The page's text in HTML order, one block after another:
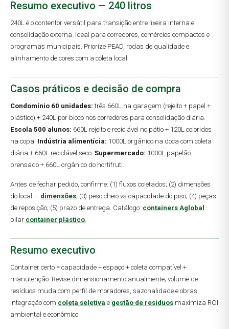
Resumo executivo — 240 litros
240L é o contentor versátil para transição entre lixeira interna e
consolidação externa. Ideal para corredores, comércios compactos e
programas municipais. Priorize PEAD, rodas de qualidade e
alinhamento de cores com a coleta local.
Casos práticos e decisão de compra
Condomínio 60 unidades: três 660L na garagem (rejeito + papel +
plástico) + 240L por bloco nos corredores para consolidação diária.
Escola 500 alunos: 660L rejeito e reciclável no pátio + 120L coloridos
na copa. Indústria alimentícia: 1000L orgânico na doca com coleta
diária + 660L reciclável seco. Supermercado: 1000L papelão
prensado + 660L orgânico do hortifruti.
Antes de fechar pedido, confirme: (1) fluxos coletados; (2) dimensões
do local — dimensões; (3) peso cheio vs capacidade do piso; (4) peças
de reposição; (5) prazo de entrega. Catálogo: containers Aglobal ·
pilar container plástico.
Resumo executivo
Container certo = capacidade + espaço + coleta compatível +
manutenção. Revise dimensionamento anualmente; volume de
resíduos muda com perfil de moradores, sazonalidade e obras.
Integração com coleta seletiva e gestão de resíduos maximiza ROI
ambiental e econômico.